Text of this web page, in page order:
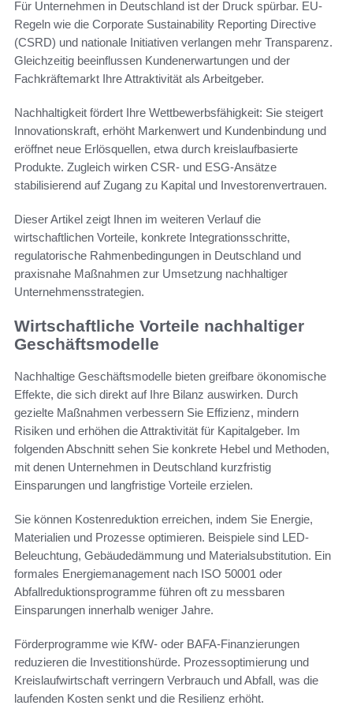
Für Unternehmen in Deutschland ist der Druck spürbar. EU-
Regeln wie die Corporate Sustainability Reporting Directive
(CSRD) und nationale Initiativen verlangen mehr Transparenz.
Gleichzeitig beeinflussen Kundenerwartungen und der
Fachkräftemarkt Ihre Attraktivität als Arbeitgeber.
Nachhaltigkeit fördert Ihre Wettbewerbsfähigkeit: Sie steigert
Innovationskraft, erhöht Markenwert und Kundenbindung und
eröffnet neue Erlösquellen, etwa durch kreislaufbasierte
Produkte. Zugleich wirken CSR- und ESG-Ansätze
stabilisierend auf Zugang zu Kapital und Investorenvertrauen.
Dieser Artikel zeigt Ihnen im weiteren Verlauf die
wirtschaftlichen Vorteile, konkrete Integrationsschritte,
regulatorische Rahmenbedingungen in Deutschland und
praxisnahe Maßnahmen zur Umsetzung nachhaltiger
Unternehmensstrategien.
Wirtschaftliche Vorteile nachhaltiger
Geschäftsmodelle
Nachhaltige Geschäftsmodelle bieten greifbare ökonomische
Effekte, die sich direkt auf Ihre Bilanz auswirken. Durch
gezielte Maßnahmen verbessern Sie Effizienz, mindern
Risiken und erhöhen die Attraktivität für Kapitalgeber. Im
folgenden Abschnitt sehen Sie konkrete Hebel und Methoden,
mit denen Unternehmen in Deutschland kurzfristig
Einsparungen und langfristige Vorteile erzielen.
Sie können Kostenreduktion erreichen, indem Sie Energie,
Materialien und Prozesse optimieren. Beispiele sind LED-
Beleuchtung, Gebäudedämmung und Materialsubstitution. Ein
formales Energiemanagement nach ISO 50001 oder
Abfallreduktionsprogramme führen oft zu messbaren
Einsparungen innerhalb weniger Jahre.
Förderprogramme wie KfW- oder BAFA-Finanzierungen
reduzieren die Investitionshürde. Prozessoptimierung und
Kreislaufwirtschaft verringern Verbrauch und Abfall, was die
laufenden Kosten senkt und die Resilienz erhöht.